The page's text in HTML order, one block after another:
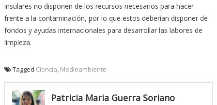
insulares no disponen de los recursos necesarios para hacer
frente a la contaminación, por lo que estos deberían disponer de
fondos y ayudas internacionales para desarrollar las labores de
limpieza.
Tagged Ciencia Medioambiente
Patricia Maria Guerra Soriano